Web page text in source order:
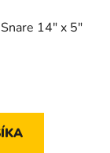
14" x 5"